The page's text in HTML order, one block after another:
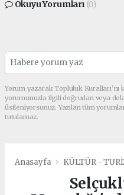
Okuyu Yorumları (0)
Yorum yazarak Topluluk Kuralları’nı
yorumunuzla ilgili doğrudan veya
üstleniyorsunuz. Yazılan tüm
tutulamaz.
Anasayfa KÜLTÜR -